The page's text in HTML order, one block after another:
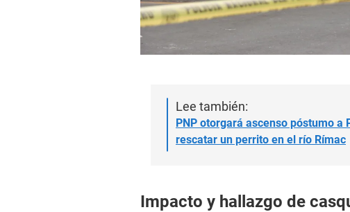
Lee también:
PNP otorgará ascenso póstumo
rescatar un perrito en el río Rímac
Impacto y hallazgo de